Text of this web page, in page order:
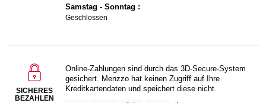
Samstag - Sonntag :
Geschlossen
SICHERES
BEZAHLEN
Online-Zahlungen sind durch das 3D-Secure-System
gesichert. Menzzo hat keinen Zugriff auf Ihre
Kreditkartendaten und speichert diese nicht.